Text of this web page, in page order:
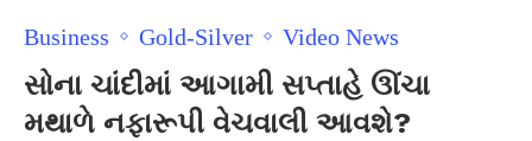
Business Gold-Silver Video News
સોના ચાંદીમાં આગામી સપ્તાહે ઊંચા
મથાળે નફારૂપી વેચવાલી આવશે?